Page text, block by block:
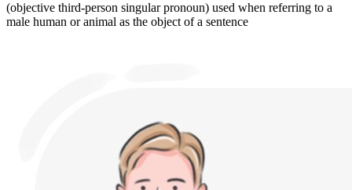
(objective third-person singular pronoun) used when referring to a
male human or animal as the object of a sentence